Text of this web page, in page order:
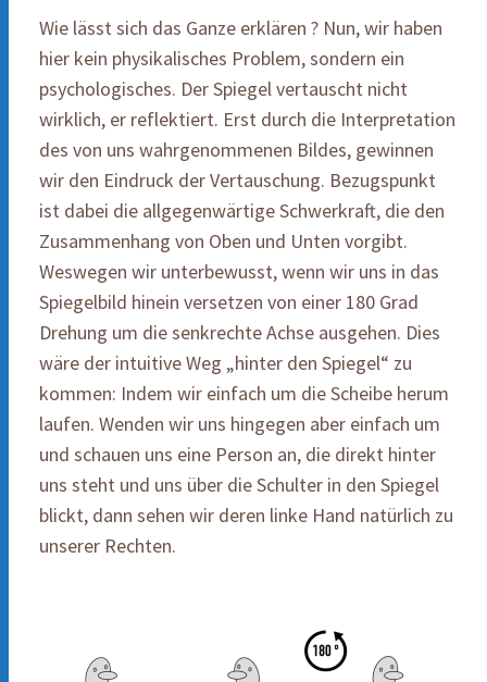
Wie lässt sich das Ganze erklären ? Nun, wir haben
hier kein physikalisches Problem, sondern ein
psychologisches. Der Spiegel vertauscht nicht
wirklich, er reflektiert. Erst durch die Interpretation
des von uns wahrgenommenen Bildes, gewinnen
wir den Eindruck der Vertauschung. Bezugspunkt
ist dabei die allgegenwärtige Schwerkraft, die den
Zusammenhang von Oben und Unten vorgibt.
Weswegen wir unterbewusst, wenn wir uns in das
Spiegelbild hinein versetzen von einer 180 Grad
Drehung um die senkrechte Achse ausgehen. Dies
wäre der intuitive Weg „hinter den Spiegel“ zu
kommen: Indem wir einfach um die Scheibe herum
laufen. Wenden wir uns hingegen aber einfach um
und schauen uns eine Person an, die direkt hinter
uns steht und uns über die Schulter in den Spiegel
blickt, dann sehen wir deren linke Hand natürlich zu
unserer Rechten.